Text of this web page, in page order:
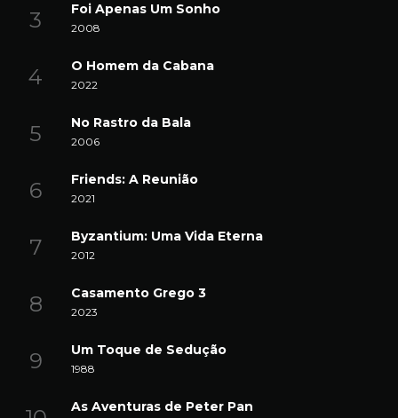
Foi Apenas Um Sonho
2008
O Homem da Cabana
2022
No Rastro da Bala
2006
Friends: A Reunião
2021
Byzantium: Uma Vida Eterna
2012
Casamento Grego 3
2023
Um Toque de Sedução
1988
As Aventuras de Peter Pan